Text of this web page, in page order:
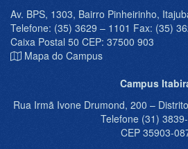
Av. BPS, 1303, Bairro Pinheirinho,
Telefone: (35) 3629 – 1101 Fax: (35)
Caixa Postal 50 CEP: 37500 903
Mapa do Campus
Campus
Rua Irmã Ivone Drumond, 200 –
Telefone (31)
CEP 35903-